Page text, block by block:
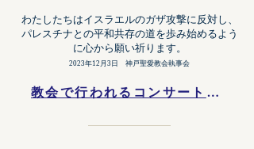
わたしたちはイスラエルのガザ攻撃に反対し、
​パレスチナとの平和共存の道を歩み始めるよう
に心から願い祈ります。
2023年12月3日 神戸聖愛教会執事会
教会で行われるコンサートなどはこちらをご覧ください